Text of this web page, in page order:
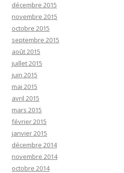
décembre 2015
novembre 2015
octobre 2015
septembre 2015
août 2015
juillet 2015
juin 2015
mai 2015
avril 2015
mars 2015
février 2015
janvier 2015
décembre 2014
novembre 2014
octobre 2014